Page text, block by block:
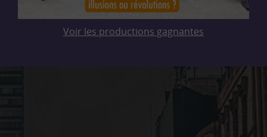
Voir les productions gagnantes